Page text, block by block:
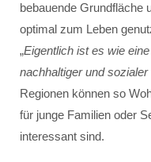
bebauende Grundfläche
optimal zum Leben
„Eigentlich ist es wie
nachhaltiger und
Regionen können so
für junge Familien oder
interessant sind.